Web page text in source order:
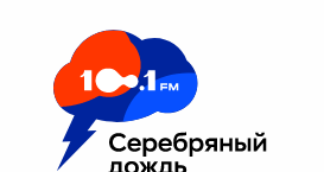
Москва 100.1 FM